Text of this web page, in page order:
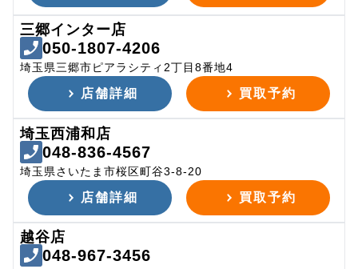
三郷インター店
050-1807-4206
埼玉県三郷市ピアラシティ2丁目8番地4
店舗詳細 買取予約
埼玉西浦和店
048-836-4567
埼玉県さいたま市桜区町谷3-8-20
店舗詳細 買取予約
越谷店
048-967-3456